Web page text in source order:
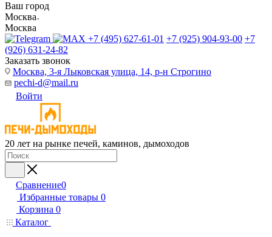
Ваш город
Москва
Москва
+7 (495) 627-61-01 +7 (925) 904-93-00 +7
(926) 631-24-82
Заказать звонок
Москва, 3-я Лыковская улица, 14, р-н Строгино
pechi-d@mail.ru
Войти
20 лет на рынке печей, каминов, дымоходов
Сравнение0
Избранные товары 0
Корзина 0
Каталог